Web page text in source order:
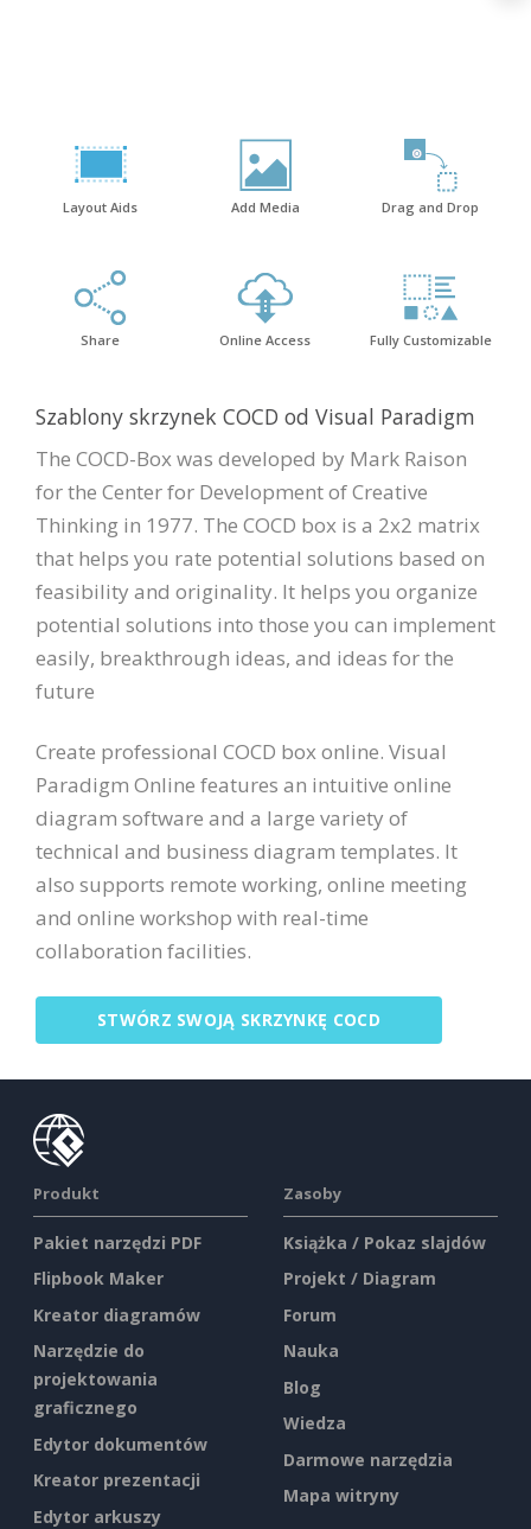
Layout Aids Add Media Drag and Drop
Share Online Access Fully Customizable
Szablony skrzynek COCD od Visual Paradigm
The COCD-Box was developed by Mark Raison
for the Center for Development of Creative
Thinking in 1977. The COCD box is a 2x2 matrix
that helps you rate potential solutions based on
feasibility and originality. It helps you organize
potential solutions into those you can implement
easily, breakthrough ideas, and ideas for the
future
Create professional COCD box online. Visual
Paradigm Online features an intuitive online
diagram software and a large variety of
technical and business diagram templates. It
also supports remote working, online meeting
and online workshop with real-time
collaboration facilities.
STWÓRZ SWOJĄ SKRZYNKĘ COCD
Produkt
Pakiet narzędzi PDF
Flipbook Maker
Kreator diagramów
Narzędzie do
projektowania
graficznego
Edytor dokumentów
Kreator prezentacji
Edytor arkuszy
Zasoby
Książka / Pokaz slajdów
Projekt / Diagram
Forum
Nauka
Blog
Wiedza
Darmowe narzędzia
Mapa witryny